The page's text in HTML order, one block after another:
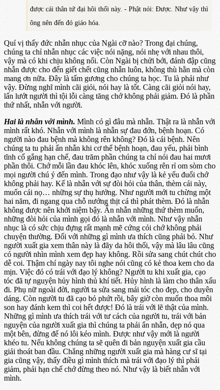
được cái thân tứ đại hôi thối này. - Phật nói: Được. Như vậy thì
ông nên đến đó giáo hóa.
Quí vị thấy đức nhẫn nhục của Ngài cỡ nào? Trong đại chúng,
chúng ta chỉ nhẫn nhục các việc nói nặng, nói nhẹ với nhau thôi,
vậy mà có khi chịu không nổi. Còn Ngài bị chửi bới, đánh đập cũng
nhẫn được cho đến giết chết cũng nhẫn luôn, không thù hằn mà còn
mang ơn nữa. Đây là tấm gương cho chúng ta học. Tu là phải như
vậy. Đừng nghĩ mình cãi giỏi, nói hay là tốt. Càng cãi giỏi nói hay,
lấn lướt người thì tội lỗi càng tăng chớ không phải giảm. Đó là phần
thứ nhất, nhẫn với người.
Hai là nhẫn với mình. Mình có gì đâu mà nhẫn. Thật ra là nhẫn với
mình rất khó. Nhẫn với mình là nhẫn sự đau đớn, bệnh hoạn. Có
người nào đau bệnh mà không rên không? Đó là cái bệnh. Nên
chúng ta tu phải ẩn nhẫn khi cơ thể bệnh hoạn, đau yếu, phải bình
tĩnh cố gắng hạn chế, đau trăm phần chúng ta chỉ nói đau hai mươi
phần thôi. Chớ mỗi lần đau khóc lên, khóc xuống rên rỉ om sòm cho
mọi người chú ý đến mình. Trong đạo như vậy là kẻ yếu đuối chớ
không phải hay. Kế là nhẫn với sự đòi hỏi của thân, thèm cái này,
muốn cái nọ… những sự thụ hưởng. Như người mới tu chừng một
hai năm, đi ngang qua chỗ nướng thịt cá thì phát thèm. Đó là nhẫn
không được nên khởi niệm bậy. Ẩn nhẫn những thứ thèm muốn,
những đòi hỏi của mình gọi đó là nhẫn với mình. Như vậy nhẫn
nhục là có sức chịu đựng rất mạnh mẽ cứng cỏi chớ không phải
chuyện thường. Đối với những gì mình ưa thích cũng phải bỏ. Như
người xuất gia xem thân này là đãy da hôi thối, vậy mà lâu lâu cũng
có người nhìn mình xem đẹp hay không. Rồi sửa sang chút chút cho
dễ coi. Thậm chí ngày nay tôi nghe nói cũng có kẻ thoa kem cho da
mịn. Việc đó có trái với đạo lý không? Người tu khi xuất gia, cạo
tóc đã tự nguyện hủy hình thủ khí tiết. Hủy hình là làm cho thân xấu
đi. Phụ nữ ngoài đời, người ta sửa sang mái tóc cho đẹp, cho duyên
dáng. Còn người tu đã cạo bỏ phứt rồi, bây giờ còn muốn thoa môi
son hay đánh kem thì coi hết được! Đó là trái với lẽ thật của mình.
Những gì mình ưa thích trái với tư cách của người tu, trái với bản
nguyện của người xuất gia thì chúng ta phải ẩn nhẫn, dẹp nó qua
một bên, đừng để nó lôi kéo mình. Được như vậy mới là người
khéo tu. Nếu không chúng ta sẽ quên đi bản nguyện xuất gia cầu
giải thoát ban đầu. Chẳng những người xuất gia mà hàng cư sĩ tại
gia cũng vậy, thấy điều gì mình thích mà trái với đạo lý thì phải
giảm, phải hạn chế chớ đừng theo nó. Như vậy là biết nhẫn với
mình.